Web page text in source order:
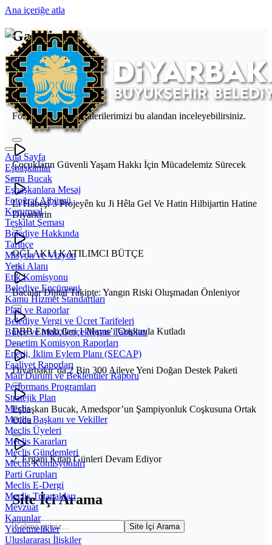
Ana içeriğe atla
Ana Sayfa
Eşbaşkanlar
Serra Bucak
Eşbaşkanlara Mesaj
Fotoğraf Albümü
Kurumsal
Teşkilat Şeması
Belediye Hakkında
Tarihçe
Misyon ve Vizyon
Yetki Alanı
Etik Komisyonu
Belediye Encümeni
Kamu Hizmet Standartları
Plan ve Raporlar
Belediye Vergi ve Ücret Tarifeleri
Bütçe ve Mali Gerçekleşme Tabloları
Denetim Komisyon Raporları
Enerji, İklim Eylem Planı (SECAP)
Faaliyet Raporları
Mali Durum ve Beklentiler Raporu
Performans Programları
Stratejik Plan
Meclis
Meclis Başkanı ve Vekiller
Meclis Üyeleri
Meclis Kararları
Meclis Gündemleri
Meclis Komisyonları
Parti Grupları
Meclis E-Dergi
Meclis Tutanakları
Mevzuat
Kanunlar
Yönetmelikler
Uluslararası İlişkiler
Galeri
Ana SayfaGaleri
Site İçi Arama
Site İçi Arama
Galeri
Fotoğraf ve video galerilerimizi bu alandan inceleyebilirsiniz.
Çocukların Güvenli Yaşam Hakkı İçin Mücadelemiz Sürecek
Li Habeşî 3 Projeyên ku Ji Hêla Gel Ve Hatin Hilbijartin Hatine
Diyarkirin
OĞLAKLI KATILIMCI BÜTÇE
Bacalar Dijital Takipte: Yangın Riski Oluşmadan Önleniyor
DBB Emekçileri 1 Mayıs’ı Coşkuyla Kutladı
Diyarbakır’da 2 Bin 300 Aileye Yeni Doğan Destek Paketi
Eşbaşkan Bucak, Amedspor’un Şampiyonluk Coşkusuna Ortak
Oldu
2. Ergani Kitap Günleri Devam Ediyor